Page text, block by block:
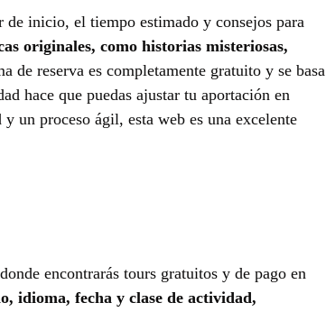
inicio, el tiempo estimado y consejos para
originales, como historias misteriosas,
de reserva es completamente gratuito y se basa
hace que puedas ajustar tu aportación en
un proceso ágil, esta web es una excelente
encontrarás tours gratuitos y de pago en
idioma, fecha y clase de actividad,